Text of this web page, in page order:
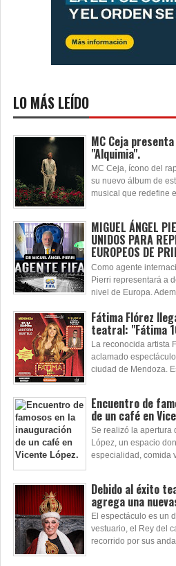
LO MÁS LEÍDO
MC Ceja
"Alquimia".
MC Ceja, ícono del
su nuevo álbum de
musical que redefine
MIGUEL ÁNGEL
UNIDOS PARA
EUROPEOS DE
Como agente
Pierri representará a
nivel de Europa.
Fátima Flórez
teatral: "Fátima
La reconocida artista
aclamado
ciudad de Mendoza.
Encuentro de
de un café en
Se realizó la apertura
López, un espacio
especialidad, comida
Debido al éxito
agrega una
El espectáculo es un
vestuario, el Rey del
recorrido por sus